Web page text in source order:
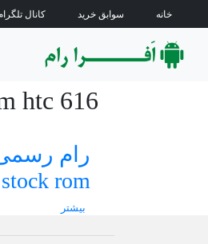
خانه سوابق خرید کانال
htc 616
رام
rom
بیشتر